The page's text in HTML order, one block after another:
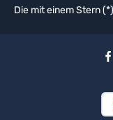
Die mit einem Stern